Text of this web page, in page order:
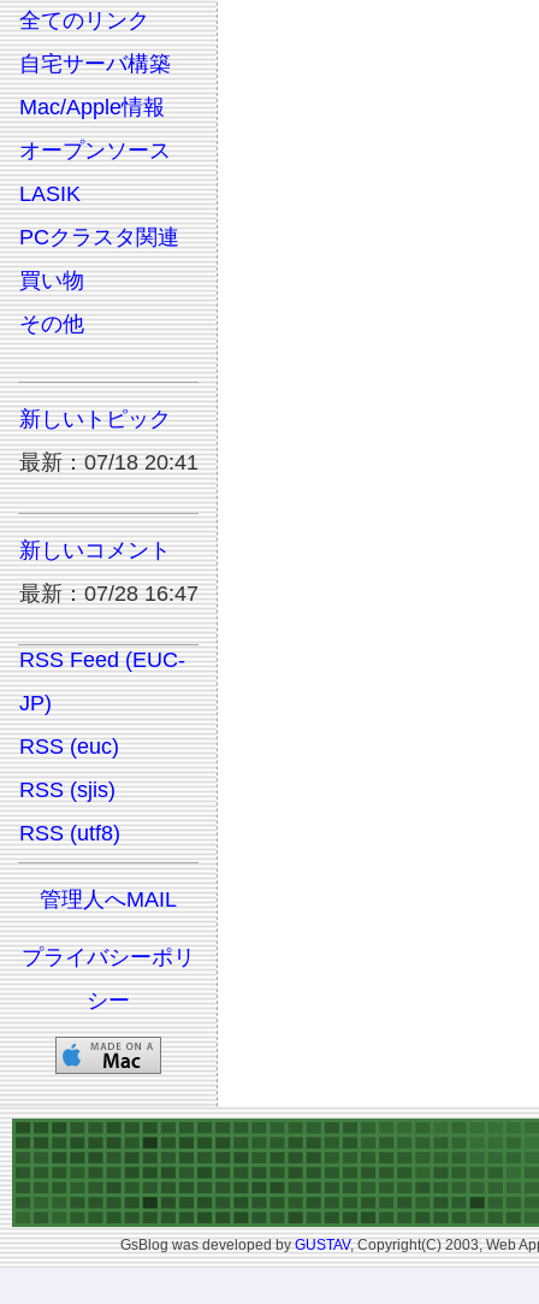
全てのリンク
自宅サーバ構築
Mac/Apple情報
オープンソース
LASIK
PCクラスタ関連
買い物
その他
新しいトピック
最新：07/18 20:41
新しいコメント
最新：07/28 16:47
RSS Feed (EUC-
JP)
RSS (euc)
RSS (sjis)
RSS (utf8)
管理人へMAIL
プライバシーポリ
シー
GsBlog was developed byGUSTAV, Copyright(C) 2003, Web